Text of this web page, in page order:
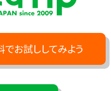
お試ししてみよう